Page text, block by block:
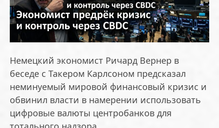
Немецкий экономист Ричард Вернер в
беседе с Такером Карлсоном предсказал
неминуемый мировой финансовый кризис и
обвинил власти в намерении использовать
цифровые валюты центробанков для